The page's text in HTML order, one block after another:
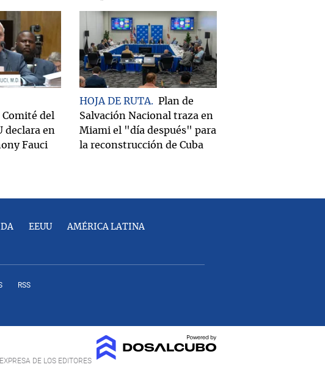
Comité del
declara en
Fauci
HOJA DE RUTA
Plan de
Salvación Nacional traza en
Miami el "día después" para
la reconstrucción de Cuba
EEUU AMÉRICA LATINA
RSS
DE LOS EDITORES